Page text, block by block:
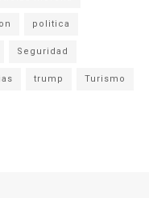
politica
Seguridad
trump Turismo